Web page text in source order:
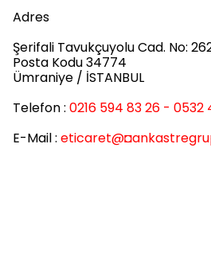
Adres
Şerifali Tavukçuyolu Cad. No:
Posta Kodu 34774
Ümraniye / İSTANBUL
Telefon : 0216 594 83 26 - 0532
E-Mail : eticaret